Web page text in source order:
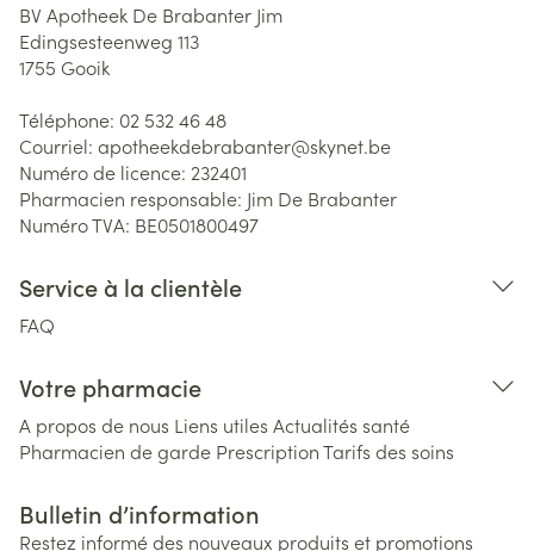
BV Apotheek De Brabanter Jim
Edingsesteenweg 113
1755 Gooik
Téléphone: 02 532 46 48
Courriel: apotheekdebrabanter@skynet.be
Numéro de licence: 232401
Pharmacien responsable: Jim De Brabanter
Numéro TVA: BE0501800497
Service à la clientèle
FAQ
Votre pharmacie
A propos de nous Liens utiles Actualités santé
Pharmacien de garde PrescriptionTarifs des soins
Bulletin d’information
Restez informé des nouveaux produits et promotions